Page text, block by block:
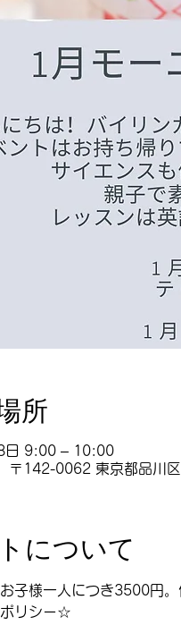
所
日 9:00 – 10:00
〒142-0062 東京都品川
について
子様一人につき3500円
リシー☆